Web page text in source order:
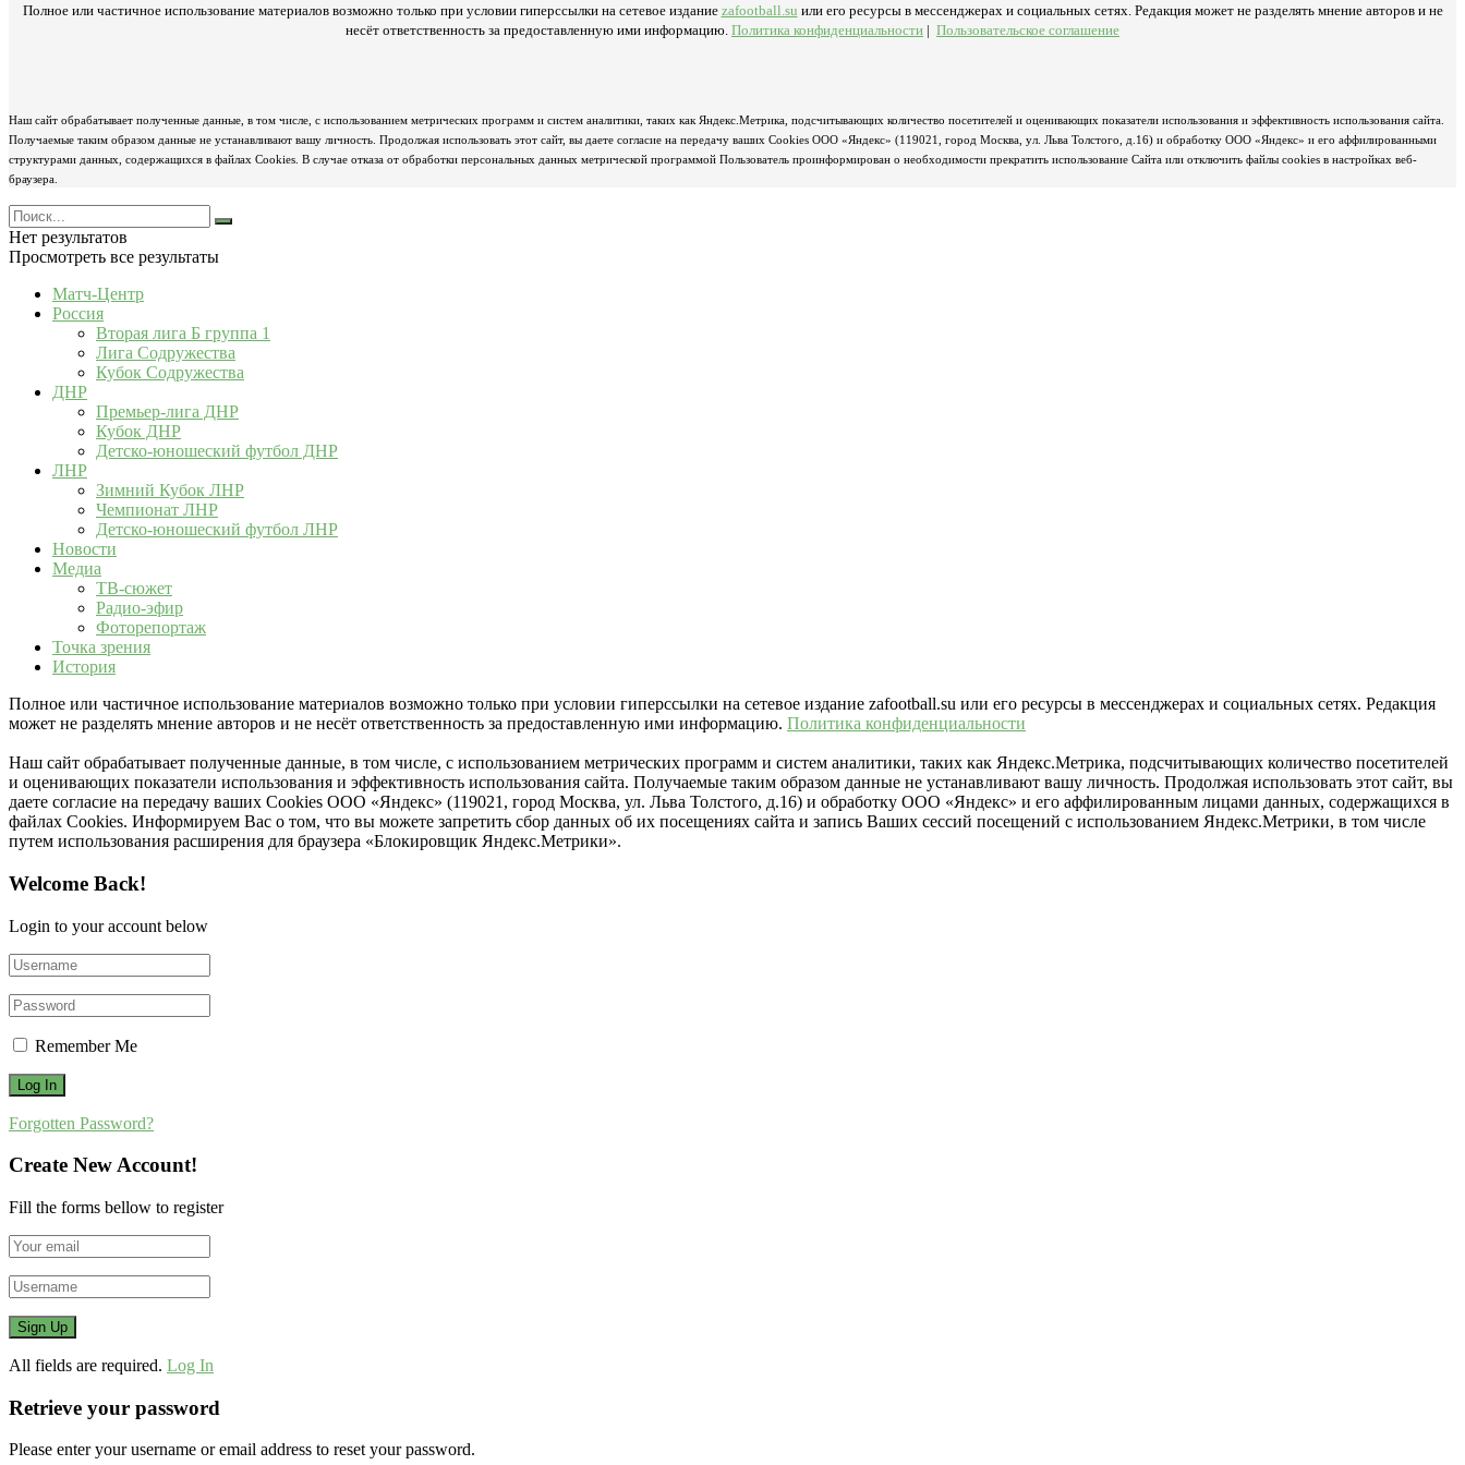
Полное или частичное использование материалов возможно только при условии гиперссылки на сетевое издание zafootball.su или его ресурсы в мессенджерах и социальных сетях. Редакция может не разделять мнение авторов и не
несёт ответственность за предоставленную ими информацию. Политика конфиденциальности | Пользовательское соглашение
Наш сайт обрабатывает полученные данные, в том числе, с использованием метрических программ и систем аналитики, таких как Яндекс.Метрика, подсчитывающих количество посетителей и оценивающих показатели использования и эффективность использования сайта.
Получаемые таким образом данные не устанавливают вашу личность. Продолжая использовать этот сайт, вы даете согласие на передачу ваших Cookies ООО «Яндекс» (119021, город Москва, ул. Льва Толстого, д.16) и обработку ООО «Яндекс» и его аффилированными
структурами данных, содержащихся в файлах Cookies. В случае отказа от обработки персональных данных метрической программой Пользователь проинформирован о необходимости прекратить использование Сайта или отключить файлы cookies в настройках веб-
браузера.
Нет результатов
Просмотреть все результаты
Матч-Центр
Россия
Вторая лига Б группа 1
Лига Содружества
Кубок Содружества
ДНР
Премьер-лига ДНР
Кубок ДНР
Детско-юношеский футбол ДНР
ЛНР
Зимний Кубок ЛНР
Чемпионат ЛНР
Детско-юношеский футбол ЛНР
Новости
Медиа
ТВ-сюжет
Радио-эфир
Фоторепортаж
Точка зрения
История
Полное или частичное использование материалов возможно только при условии гиперссылки на сетевое издание zafootball.su или его ресурсы в мессенджерах и социальных сетях. Редакция
может не разделять мнение авторов и не несёт ответственность за предоставленную ими информацию. Политика конфиденциальности
Наш сайт обрабатывает полученные данные, в том числе, с использованием метрических программ и систем аналитики, таких как Яндекс.Метрика, подсчитывающих количество посетителей
и оценивающих показатели использования и эффективность использования сайта. Получаемые таким образом данные не устанавливают вашу личность. Продолжая использовать этот сайт, вы
даете согласие на передачу ваших Cookies ООО «Яндекс» (119021, город Москва, ул. Льва Толстого, д.16) и обработку ООО «Яндекс» и его аффилированным лицами данных, содержащихся в
файлах Cookies. Информируем Вас о том, что вы можете запретить сбор данных об их посещениях сайта и запись Ваших сессий посещений с использованием Яндекс.Метрики, в том числе
путем использования расширения для браузера «Блокировщик Яндекс.Метрики».
Welcome Back!
Login to your account below
Remember Me
Forgotten Password?
Create New Account!
Fill the forms bellow to register
All fields are required. Log In
Retrieve your password
Please enter your username or email address to reset your password.